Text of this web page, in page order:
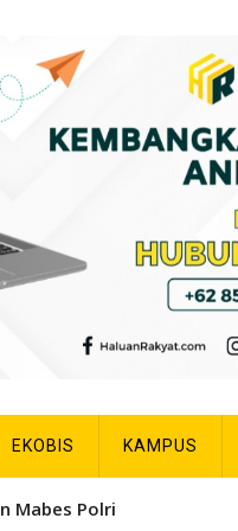
EKOBIS KAMPUS
Mabes Polri